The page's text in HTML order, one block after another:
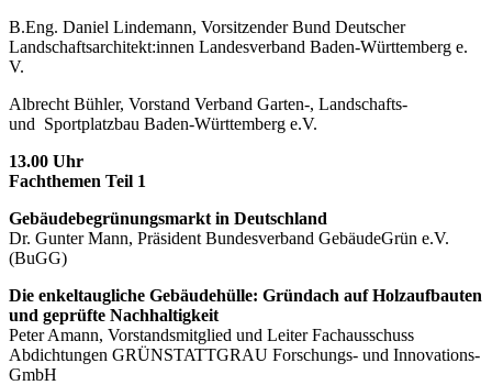
B.Eng. Daniel Lindemann, Vorsitzender Bund Deutscher
Landschaftsarchitekt:innen Landesverband Baden-Württemberg e.
V.
Albrecht Bühler, Vorstand Verband Garten-, Landschafts-
und Sportplatzbau Baden-Württemberg e.V.
13.00 Uhr
Fachthemen Teil 1
Gebäudebegrünungsmarkt in Deutschland
Dr. Gunter Mann, Präsident Bundesverband GebäudeGrün e.V.
(BuGG)
Die enkeltaugliche Gebäudehülle: Gründach auf Holzaufbauten
und geprüfte Nachhaltigkeit
Peter Amann, Vorstandsmitglied und Leiter Fachausschuss
Abdichtungen GRÜNSTATTGRAU Forschungs- und Innovations-
GmbH